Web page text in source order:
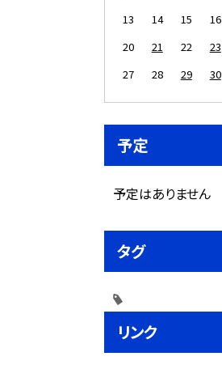
13
14 15 16
20
21 22 23
27
28 29 30
予定
予定はありません
タグ
リンク